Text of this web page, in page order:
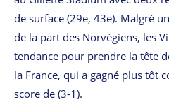
de surface (29e, 43e). Malgré
de la part des Norvégiens, les
tendance pour prendre la tête
la France, qui a gagné plus tôt
score de (3-1).